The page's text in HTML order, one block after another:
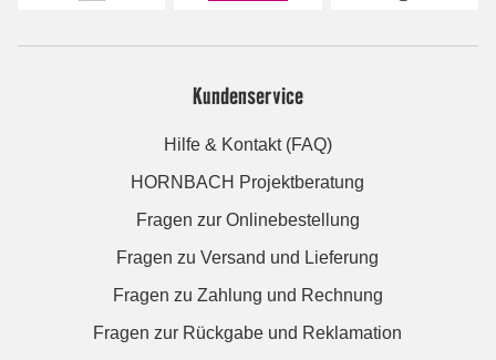
Kundenservice
Hilfe & Kontakt (FAQ)
HORNBACH Projektberatung
Fragen zur Onlinebestellung
Fragen zu Versand und Lieferung
Fragen zu Zahlung und Rechnung
Fragen zur Rückgabe und Reklamation